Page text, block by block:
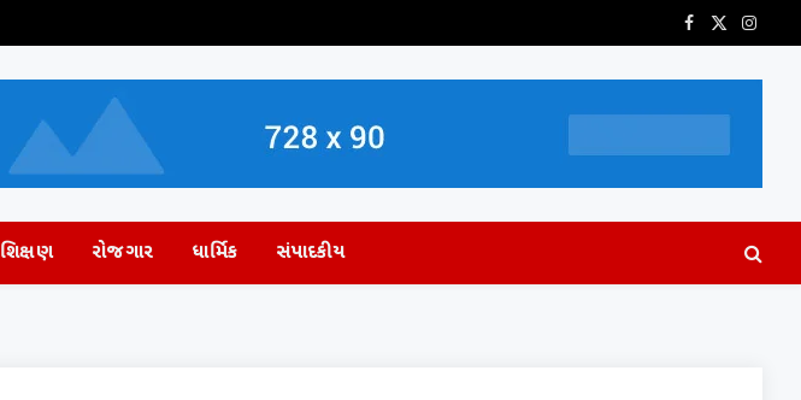
Facebook
X
શિક્ષણ રોજગાર ધાર્મિક સંપાદકીય